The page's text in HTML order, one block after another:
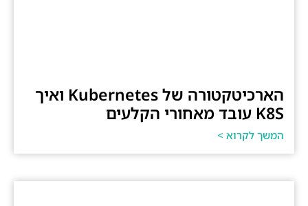
הארכיטקטורה של Kubernetes ואיך
K8S עובד מאחורי הקלעים
המשך לקרוא >